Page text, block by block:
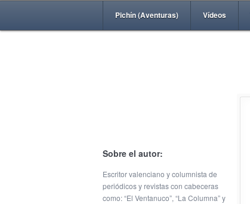
Pichín (Aventuras) Vídeos
Sobre el autor:
Escritor valenciano y columnista de
periódicos y revistas con cabeceras
como: “El Ventanuco”, “La Columna” y